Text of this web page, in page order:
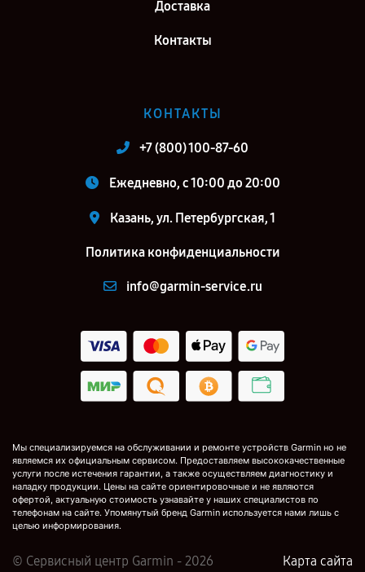
Доставка
Контакты
КОНТАКТЫ
+7 (800) 100-87-60
Ежедневно, с 10:00 до 20:00
Казань, ул. Петербургская, 1
Политика конфиденциальности
info@garmin-service.ru
Мы специализируемся на обслуживании и ремонте устройств Garmin но не
являемся их официальным сервисом. Предоставляем высококачественные
услуги после истечения гарантии, а также осуществляем диагностику и
наладку продукции. Цены на сайте ориентировочные и не являются
офертой, актуальную стоимость узнавайте у наших специалистов по
телефонам на сайте. Упомянутый бренд Garmin используется нами лишь с
целью информирования.
© Сервисный центр Garmin - 2026 Карта сайта